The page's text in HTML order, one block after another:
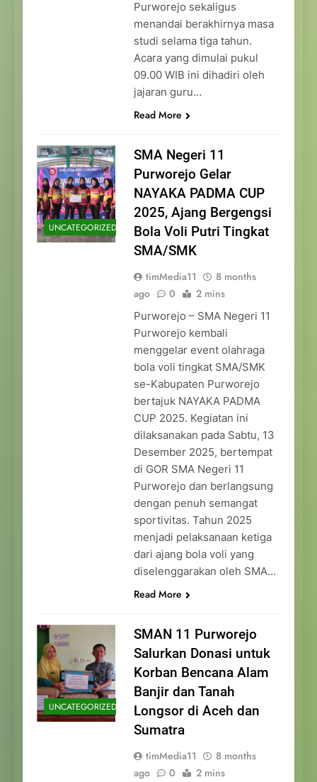
Purworejo sekaligus
menandai berakhirnya masa
studi selama tiga tahun.
Acara yang dimulai pukul
09.00 WIB ini dihadiri oleh
jajaran guru…
Read More
UNCATEGORIZED
SMA Negeri 11
Purworejo Gelar
NAYAKA PADMA CUP
2025, Ajang Bergengsi
Bola Voli Putri Tingkat
SMA/SMK
timMedia11
8 months
ago
0 2 mins
Purworejo – SMA Negeri 11
Purworejo kembali
menggelar event olahraga
bola voli tingkat SMA/SMK
se-Kabupaten Purworejo
bertajuk NAYAKA PADMA
CUP 2025. Kegiatan ini
dilaksanakan pada Sabtu, 13
Desember 2025, bertempat
di GOR SMA Negeri 11
Purworejo dan berlangsung
dengan penuh semangat
sportivitas. Tahun 2025
menjadi pelaksanaan ketiga
dari ajang bola voli yang
diselenggarakan oleh SMA…
Read More
UNCATEGORIZED
SMAN 11 Purworejo
Salurkan Donasi untuk
Korban Bencana Alam
Banjir dan Tanah
Longsor di Aceh dan
Sumatra
timMedia11
8 months
ago
0 2 mins